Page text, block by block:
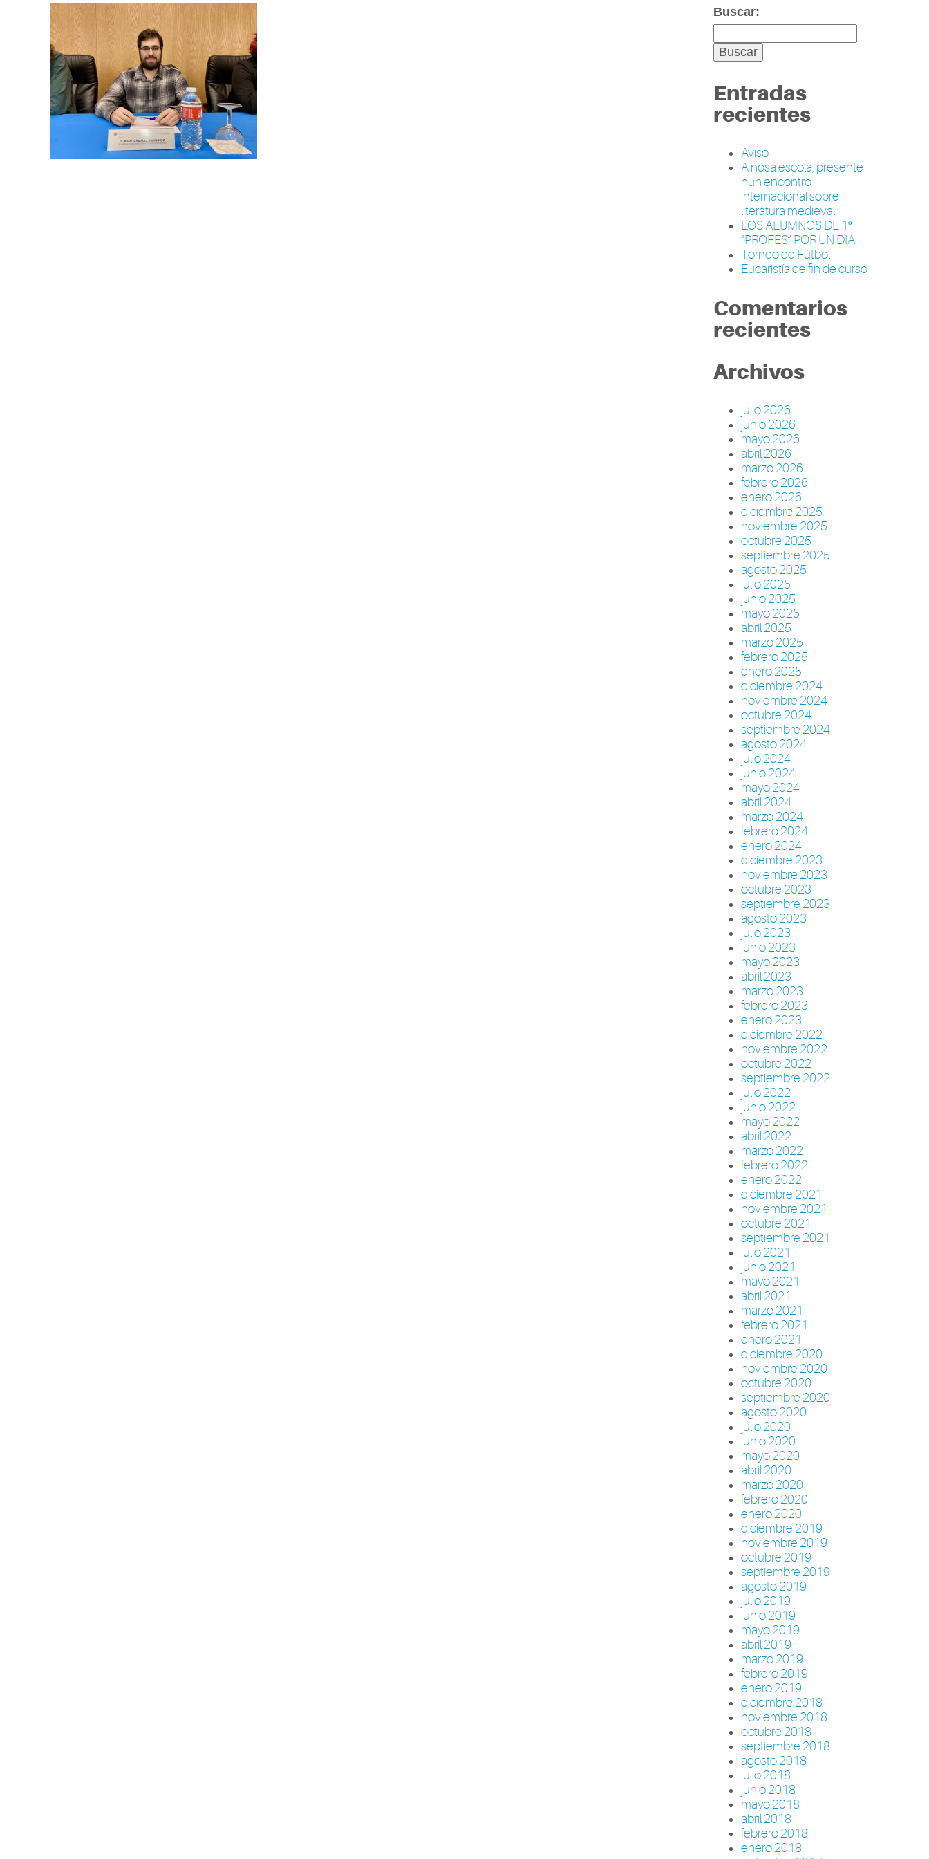
Buscar:
Entradas
recientes
Aviso
A nosa escola, presente
nun encontro
internacional sobre
literatura medieval
LOS ALUMNOS DE 1º
“PROFES” POR UN DIA
Torneo de Fútbol
Eucaristía de fin de curso
Comentarios
recientes
Archivos
julio 2026
junio 2026
mayo 2026
abril 2026
marzo 2026
febrero 2026
enero 2026
diciembre 2025
noviembre 2025
octubre 2025
septiembre 2025
agosto 2025
julio 2025
junio 2025
mayo 2025
abril 2025
marzo 2025
febrero 2025
enero 2025
diciembre 2024
noviembre 2024
octubre 2024
septiembre 2024
agosto 2024
julio 2024
junio 2024
mayo 2024
abril 2024
marzo 2024
febrero 2024
enero 2024
diciembre 2023
noviembre 2023
octubre 2023
septiembre 2023
agosto 2023
julio 2023
junio 2023
mayo 2023
abril 2023
marzo 2023
febrero 2023
enero 2023
diciembre 2022
noviembre 2022
octubre 2022
septiembre 2022
julio 2022
junio 2022
mayo 2022
abril 2022
marzo 2022
febrero 2022
enero 2022
diciembre 2021
noviembre 2021
octubre 2021
septiembre 2021
julio 2021
junio 2021
mayo 2021
abril 2021
marzo 2021
febrero 2021
enero 2021
diciembre 2020
noviembre 2020
octubre 2020
septiembre 2020
agosto 2020
julio 2020
junio 2020
mayo 2020
abril 2020
marzo 2020
febrero 2020
enero 2020
diciembre 2019
noviembre 2019
octubre 2019
septiembre 2019
agosto 2019
julio 2019
junio 2019
mayo 2019
abril 2019
marzo 2019
febrero 2019
enero 2019
diciembre 2018
noviembre 2018
octubre 2018
septiembre 2018
agosto 2018
julio 2018
junio 2018
mayo 2018
abril 2018
febrero 2018
enero 2018